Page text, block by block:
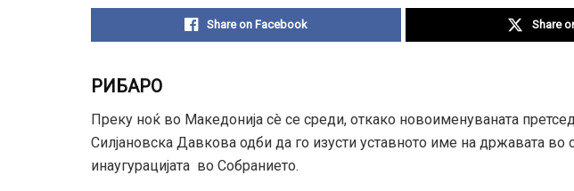
Share on Facebook Share
РИБАРО
Преку ноќ во Македонија сè се среди, откако новоименуваната
Силјановска Давкова одби да го изусти уставното име на државата во
инаугурацијата во Собранието.